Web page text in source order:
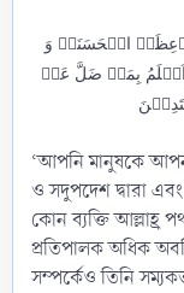
الۡحَسَنَۃِ وَ
بِمَنۡ ضَلَّ عَنۡ
‘আপনি মানুষকে
ও সদুপদেশ দ্বারা এবং
কোন ব্যক্তি আল্লাহ্র
প্রতিপালক অধিক
সম্পর্কেও তিনি